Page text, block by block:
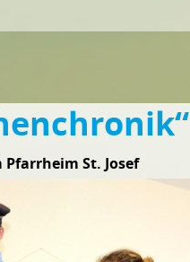
St. Josef